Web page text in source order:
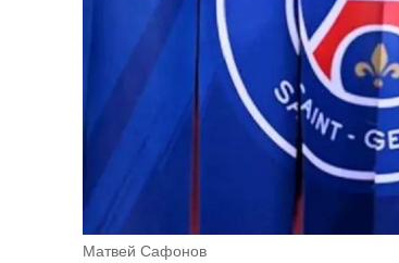
Матвей Сафонов